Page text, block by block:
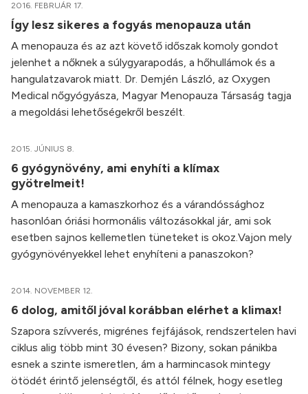
2016. FEBRUÁR 17.
Így lesz sikeres a fogyás menopauza után
A menopauza és az azt követő időszak komoly gondot
jelenhet a nőknek a súlygyarapodás, a hőhullámok és a
hangulatzavarok miatt. Dr. Demjén László, az Oxygen
Medical nőgyógyásza, Magyar Menopauza Társaság tagja
a megoldási lehetőségekről beszélt.
2015. JÚNIUS 8.
6 gyógynövény, ami enyhíti a klímax
gyötrelmeit!
A menopauza a kamaszkorhoz és a várandóssághoz
hasonlóan óriási hormonális változásokkal jár, ami sok
esetben sajnos kellemetlen tüneteket is okoz.Vajon mely
gyógynövényekkel lehet enyhíteni a panaszokon?
2014. NOVEMBER 12.
6 dolog, amitől jóval korábban elérhet a klimax!
Szapora szívverés, migrénes fejfájások, rendszertelen havi
ciklus alig több mint 30 évesen? Bizony, sokan pánikba
esnek a szinte ismeretlen, ám a harmincasok mintegy
ötödét érintő jelenségtől, és attól félnek, hogy esetleg